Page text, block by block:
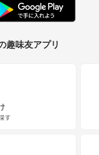
趣味友アプリ
す